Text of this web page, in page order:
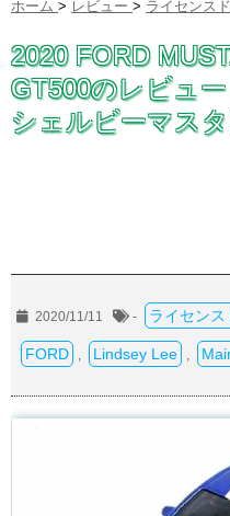
ホーム > レビュー > ライセンス
2020 FORD
GT500のレビュ
シェルビーマス
2020/11/11 - ライセン
FORD Lindsey Lee